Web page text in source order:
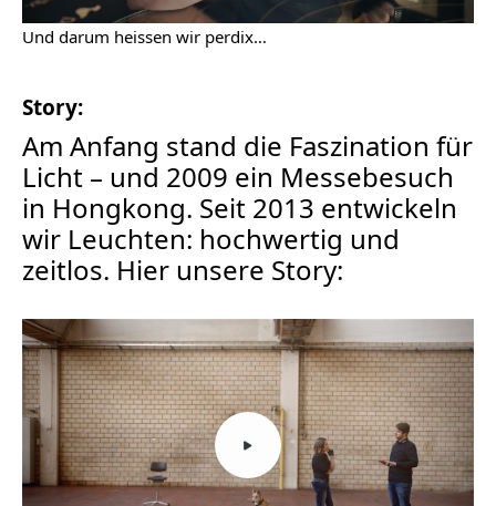
Und darum heissen wir perdix…
Story:
Am Anfang stand die Faszination für
Licht – und 2009 ein Messebesuch
in Hongkong. Seit 2013 entwickeln
wir Leuchten: hochwertig und
zeitlos. Hier unsere Story: